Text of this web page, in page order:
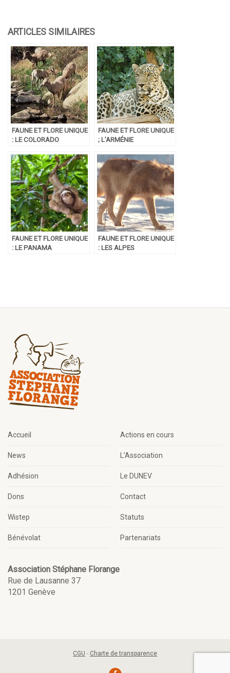
FAUNE ET FLORE UNIQUE
: LE COLORADO
FAUNE ET FLORE UNIQUE
; L’ARMÉNIE
FAUNE ET FLORE UNIQUE
: LE PANAMA
FAUNE ET FLORE UNIQUE
: LES ALPES
Accueil Actions en cours
News L’Association
Adhésion Le DUNEV
Dons Contact
Wistep Statuts
Bénévolat Partenariats
Association Stéphane Florange
Rue de Lausanne 37
1201 Genève
CGU - Charte de transparence